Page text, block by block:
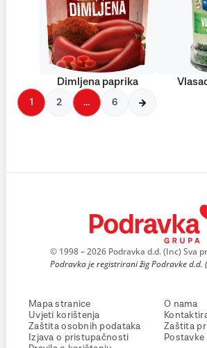
Dimljena paprika
1 2 … 6
© 1998 – 2026 Podravka d.d. (Inc) Sva
Podravka je registrirani žig Podravke d.d.
Mapa stranice
Uvjeti korištenja
Zaštita osobnih podataka
Izjava o pristupačnosti
O nama
Zaštita
Postavke